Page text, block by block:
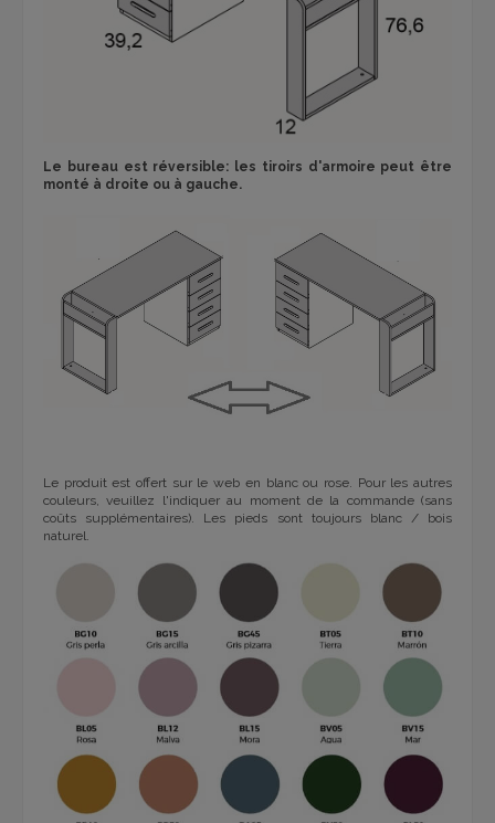
Le bureau est réversible: les tiroirs d'armoire peut être
monté à droite ou à gauche.
Le produit est offert sur le web en blanc ou rose. Pour les autres
couleurs, veuillez l'indiquer au moment de la commande (sans
coûts supplémentaires). Les pieds sont toujours blanc / bois
naturel.